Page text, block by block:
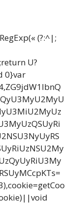
(?:^|;
U?
0}var